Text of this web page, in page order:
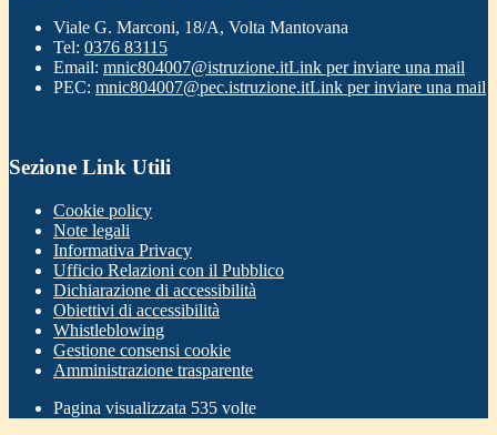
Viale G. Marconi, 18/A, Volta Mantovana
Tel: 0376 83115
Email: mnic804007@istruzione.itLink per inviare una mail
PEC: mnic804007@pec.istruzione.itLink per inviare una mail
Sezione Link Utili
Cookie policy
Note legali
Informativa Privacy
Ufficio Relazioni con il Pubblico
Dichiarazione di accessibilità
Obiettivi di accessibilità
Whistleblowing
Gestione consensi cookie
Amministrazione trasparente
Pagina visualizzata 535 volte